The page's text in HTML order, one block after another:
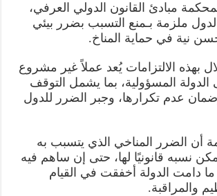
مبادئ القانون الدولي العرفي،
ملزمة بـمنع التسبب بضرر بيئي
نية في حماية المناخ.
بهذه الالتزامات يُعد عملاً غير مشروع
الدولة المسؤولية، بما يشمل التوقف
عدم تكرارها، وجبر الضرر للدول
أن الضرر المناخي الذي يتسبب به
نسبه قانونيًا لها، حتى إن ساهم فيه
دامت الدولة أخفقت في القيام
والمراقبة.